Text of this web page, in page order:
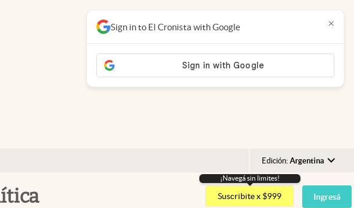
Edición: Argentina
Argentina
España
¡Navegá sin limites!
Suscribite x $999 Ingresá
Sign in to El Cronista with Google ×